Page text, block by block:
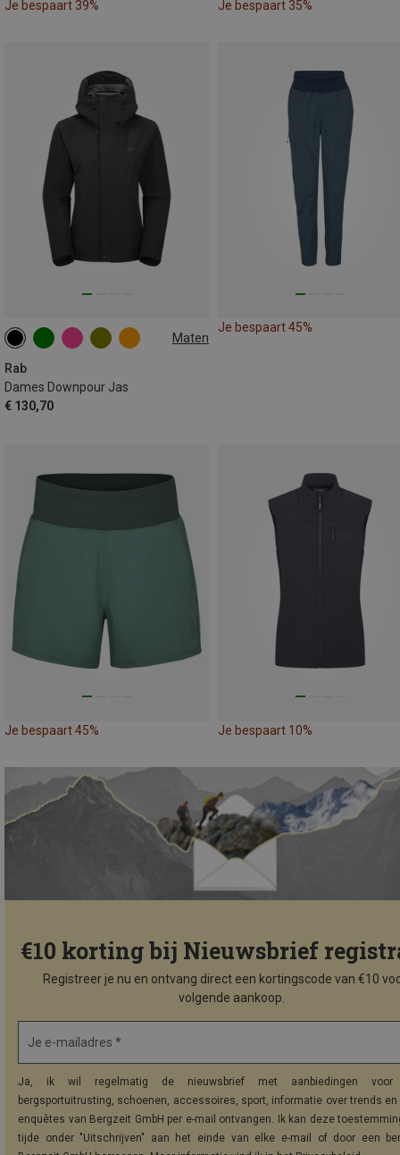
Je bespaart 39% Je bespaart 35%
Maten
Rab
Dames Downpour Jas
€ 130,70
XS L XL
Je bespaart 45%
Je bespaart 45% Je bespaart 10%
€10 korting bij Nieuwsbrief
Registreer je nu en ontvang direct een kortingscode van €10
volgende aankoop.
Je e-mailadres *
Ja, ik wil regelmatig de nieuwsbrief met aanbiedingen voor
bergsportuitrusting, schoenen, accessoires, sport, informatie over trends
enquêtes van Bergzeit GmbH per e-mail ontvangen. Ik kan deze
tijde onder "Uitschrijven" aan het einde van elke e-mail of door een